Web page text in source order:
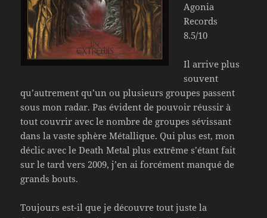
Agonia
Records
8.5/10
Il arrive plus
souvent
qu’autrement qu’un ou plusieurs groupes passent
sous mon radar. Pas évident de pouvoir réussir à
tout couvrir avec le nombre de groupes sévissant
dans la vaste sphère Métallique. Qui plus est, mon
déclic avec le Death Metal plus extrême s’étant fait
sur le tard vers 2009, j’en ai forcément manqué de
grands bouts.
Toujours est-il que je découvre tout juste la